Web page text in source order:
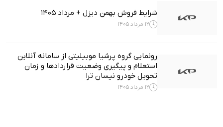
شرایط فروش بهمن دیزل + مرداد 1405
12 مرداد 1405
رونمایی گروه پرشیا موبیلیتی از سامانه آنلاین
استعلام و پیگیری وضعیت قراردادها و زمان
تحویل خودرو نیسان ترا
12 مرداد 1405